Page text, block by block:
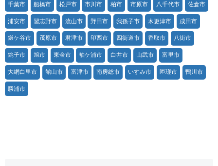
千葉市 船橋市 松戸市 市川市 柏市 市原市 八千代市 佐倉市
浦安市 習志野市 流山市 野田市 我孫子市 木更津市 成田市
鎌ケ谷市 茂原市 君津市 印西市 四街道市 香取市 八街市
銚子市 旭市 東金市 袖ケ浦市 白井市 山武市 富里市
大網白里市 館山市 富津市 南房総市 いすみ市 匝瑳市 鴨川市
勝浦市